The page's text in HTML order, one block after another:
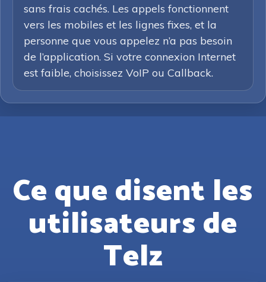
sans frais cachés. Les appels fonctionnent
vers les mobiles et les lignes fixes, et la
personne que vous appelez n’a pas besoin
de l’application. Si votre connexion Internet
est faible, choisissez VoIP ou Callback.
Ce que disent les
utilisateurs de
Telz